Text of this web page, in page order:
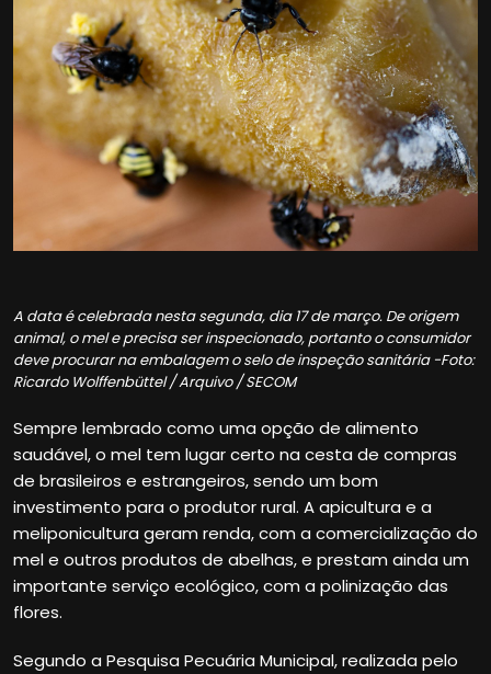
A data é celebrada nesta segunda, dia 17 de março. De origem
animal, o mel e precisa ser inspecionado, portanto o consumidor
deve procurar na embalagem o selo de inspeção sanitária -Foto:
Ricardo Wolffenbüttel / Arquivo / SECOM
Sempre lembrado como uma opção de alimento
saudável, o mel tem lugar certo na cesta de compras
de brasileiros e estrangeiros, sendo um bom
investimento para o produtor rural. A apicultura e a
meliponicultura geram renda, com a comercialização do
mel e outros produtos de abelhas, e prestam ainda um
importante serviço ecológico, com a polinização das
flores.
Segundo a Pesquisa Pecuária Municipal, realizada pelo